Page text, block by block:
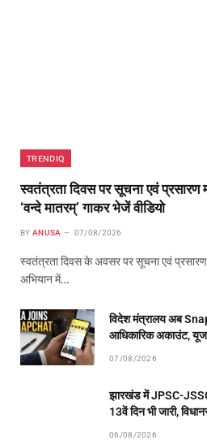
TRENDIQ
स्वतंत्रता दिवस पर सूचना एवं प्रसारण
‘वन्दे मातरम्’ गाकर भेजें वीडियो
BY ANUSA 07/08/2026
स्वतंत्रता दिवस के अवसर पर सूचना एवं
अभियान में…
विदेश मंत्रालय अब
आधिकारिक अकाउंट,
07/08/2026
झारखंड में JPSC-JSSC
13वें दिन भी जारी,
06/08/2026